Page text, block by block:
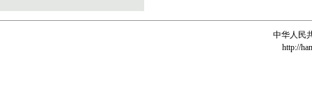
中华人民
http://